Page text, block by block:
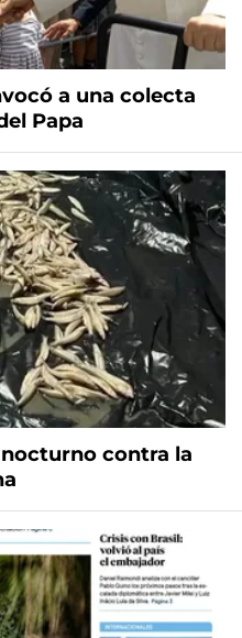
a una colecta
Papa
contra la